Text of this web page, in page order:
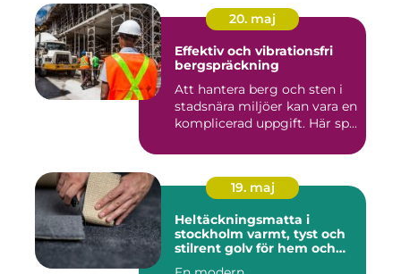
20. maj
Effektiv och vibrationsfri
bergspräckning
Att hantera berg och sten i
stadsnära miljöer kan vara en
komplicerad uppgift. Här sp...
19. maj
Heltäckningsmatta i
stockholm varmt, tyst och
stilrent golv för hem och